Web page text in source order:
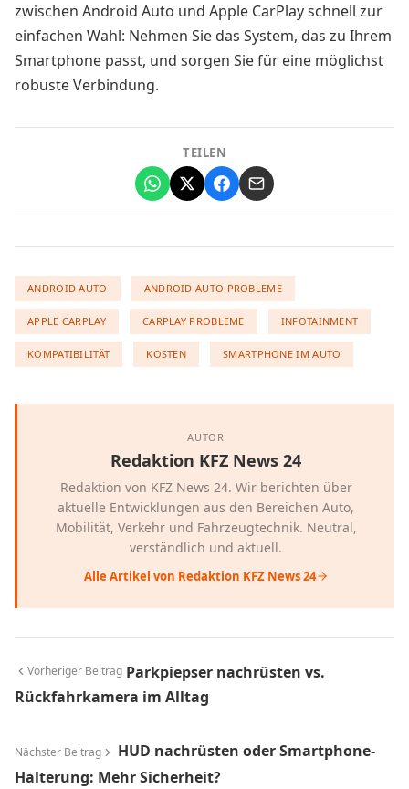
zwischen Android Auto und Apple CarPlay schnell zur
einfachen Wahl: Nehmen Sie das System, das zu Ihrem
Smartphone passt, und sorgen Sie für eine möglichst
robuste Verbindung.
TEILEN
ANDROID AUTO ANDROID AUTO PROBLEME
APPLE CARPLAY CARPLAY PROBLEME INFOTAINMENT
KOMPATIBILITÄT KOSTEN SMARTPHONE IM AUTO
AUTOR
Redaktion KFZ News 24
Redaktion von KFZ News 24. Wir berichten über
aktuelle Entwicklungen aus den Bereichen Auto,
Mobilität, Verkehr und Fahrzeugtechnik. Neutral,
verständlich und aktuell.
Alle Artikel von Redaktion KFZ News 24
Vorheriger Beitrag Parkpiepser nachrüsten vs.
Rückfahrkamera im Alltag
Nächster Beitrag
HUD nachrüsten oder Smartphone-
Halterung: Mehr Sicherheit?